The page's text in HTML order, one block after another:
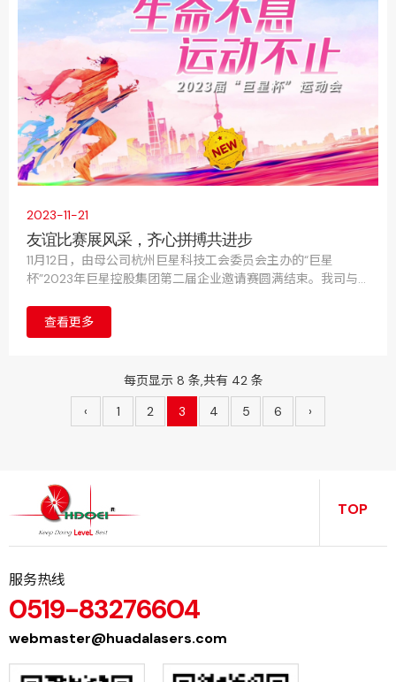
2023-11-21
友谊比赛展风采，齐心拼搏共进步
11月12日，由母公司杭州巨星科技工会委员会主办的“巨星
杯”2023年巨星控股集团第二届企业邀请赛圆满结束。我司与
量。查看更多
每页显示 8 条,共有 42 条
‹
1 2 3 4 5 6 ›
TOP
服务热线
0519-83276604
webmaster@huadalasers.com